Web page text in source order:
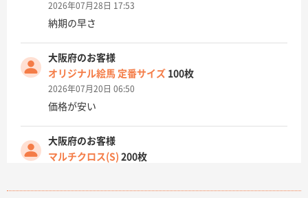
2026年07月28日 17:53
納期の早さ
大阪府のお客様
オリジナル絵馬 定番サイズ 100枚
2026年07月20日 06:50
価格が安い
大阪府のお客様
マルチクロス(S) 200枚
原稿データ流用が可能で価格が妥当なこと